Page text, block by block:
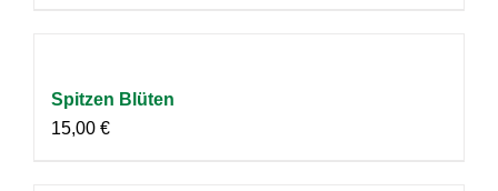
Spitzen Blüten
15,00 €